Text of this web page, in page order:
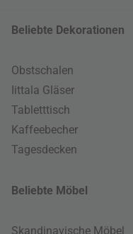
Beliebte Dekorationen
Obstschalen
Iittala Gläser
Tabletttisch
Kaffeebecher
Tagesdecken
Beliebte Möbel
Skandinavische Möbel